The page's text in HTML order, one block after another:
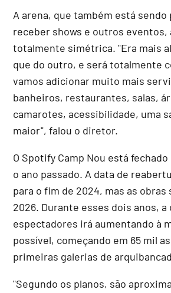
A arena, que também está sendo
receber shows e outros eventos,
totalmente simétrica. "Era mais
que do outro, e será totalmente
vamos adicionar muito mais
banheiros, restaurantes, salas,
camarotes, acessibilidade, uma
maior", falou o diretor.
O Spotify Camp Nou está
o ano passado. A data de
para o fim de 2024, mas as obras
2026. Durante esses dois anos, a
espectadores irá aumentando à
possível, começando em 65 mil
primeiras galerias de
"Segundo os planos, são